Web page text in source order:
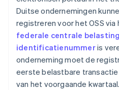
Duitse ondernemingen
registreren voor het OSS
federale centrale
identificatienummeris
onderneming moet de
eerste belastbare
van het voorgaande kwartaal.